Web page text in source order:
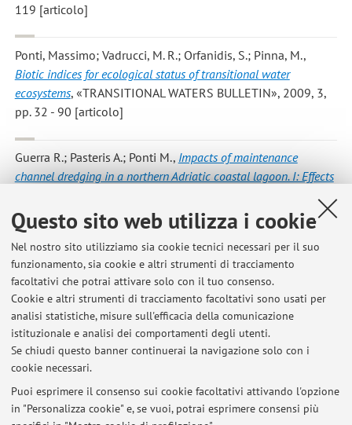
Questo sito web utilizza i cookie
Nel nostro sito utilizziamo sia cookie tecnici necessari per il suo
funzionamento, sia cookie e altri strumenti di tracciamento
facoltativi che potrai attivare solo con il tuo consenso.
Cookie e altri strumenti di tracciamento facoltativi sono usati per
analisi statistiche, misure sull'efficacia della comunicazione
istituzionale e analisi dei comportamenti degli utenti.
Se chiudi questo banner continuerai la navigazione solo con i
cookie necessari.
Puoi esprimere il consenso sui cookie facoltativi attivando l'opzione
in "Personalizza cookie" e, se vuoi, potrai esprimere consensi più
119 [articolo]
Ponti, Massimo; Vadrucci, M. R.; Orfanidis, S.; Pinna, M.,
Biotic indices for ecological status of transitional water
ecosystems, «TRANSITIONAL WATERS BULLETIN», 2009, 3,
pp. 32 - 90 [articolo]
Guerra R.; Pasteris A.; Ponti M., Impacts of maintenance
channel dredging in a northern Adriatic coastal lagoon. I: Effects
«ESTUARINE, COASTAL AND SHELF SCIENCE», 2009, 85, pp.
134 - 142 [articolo]
8 9 10 11 12
Pubblicazioni antecedenti il 2004